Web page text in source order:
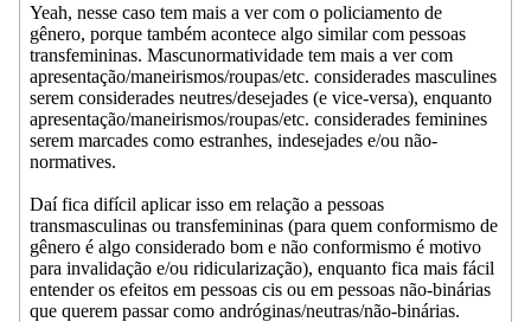
Yeah, nesse caso tem mais a ver com o policiamento de
gênero, porque também acontece algo similar com pessoas
transfemininas. Mascunormatividade tem mais a ver com
apresentação/maneirismos/roupas/etc. considerades masculines
serem considerades neutres/desejades (e vice-versa), enquanto
apresentação/maneirismos/roupas/etc. considerades feminines
serem marcades como estranhes, indesejades e/ou não-
normatives.
Daí fica difícil aplicar isso em relação a pessoas
transmasculinas ou transfemininas (para quem conformismo de
gênero é algo considerado bom e não conformismo é motivo
para invalidação e/ou ridicularização), enquanto fica mais fácil
entender os efeitos em pessoas cis ou em pessoas não-binárias
que querem passar como andróginas/neutras/não-binárias.